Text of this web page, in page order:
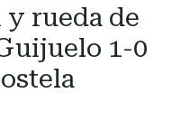
rueda de
1-0